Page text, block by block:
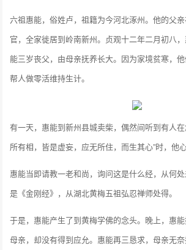
六祖惠能，俗姓卢，祖籍为今河北涿州。他的父
官，全家徙居到岭南新州。贞观十二年二月初八
能三岁丧父，由母亲抚养长大。因为家境贫寒，
帮人做零活维持生计。
有一天，惠能到新州县城卖柴，偶然间听到有人
所有相，皆是虚妄，应无所住，而生其心”时，他
惠能当即请教一老和尚，询问这是什么经，从何
是《金刚经》，从湖北黄梅五祖弘忍禅师处得。
于是，惠能产生了到黄梅学佛的念头。晚上，惠
母亲，却没有得到应允。惠能再三恳求，母亲无奈